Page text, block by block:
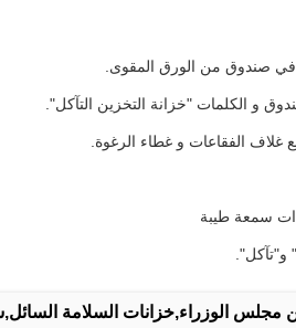
في صندوق من الورق المقوى.
و الكلمات "خزانة التخزين التآكل".
الفقاعات و غطاء الرغوة.
سمعة طيبة
الوزراء,خزانات السلامة